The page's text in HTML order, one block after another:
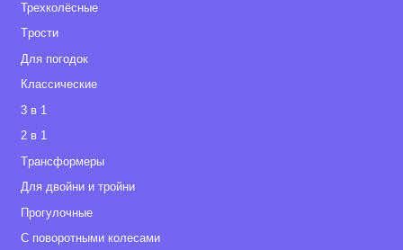
Трехколёсные
Tрости
Для погодок
Классические
3 в 1
2 в 1
Tрансформеры
Для двойни и тройни
Прогулочные
С поворотными колесами